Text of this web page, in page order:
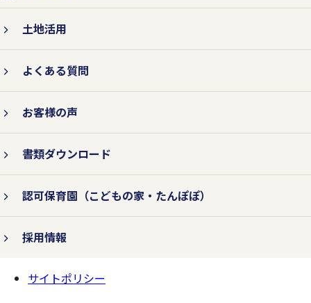
土地活用
よくある質問
お客様の声
書類ダウンロード
認可保育園 （こどもの家・たんぽぽ）
採用情報
ページのサイトポリシー